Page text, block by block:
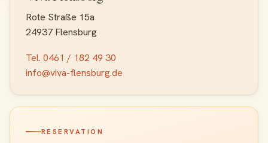
Rote Straße 15a
24937 Flensburg
Tel. 0461 / 182 49 30
info@viva-flensburg.de
RESERVATION